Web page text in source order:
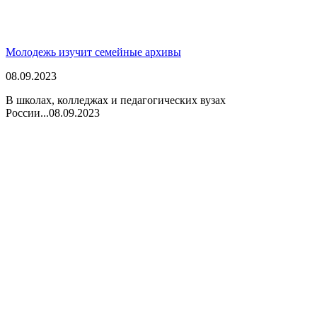
Молодежь изучит семейные архивы
08.09.2023
В школах, колледжах и педагогических вузах
России...08.09.2023